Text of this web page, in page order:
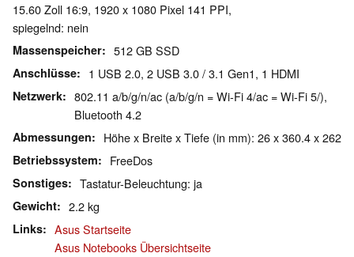
15.60 Zoll 16:9, 1920 x 1080 Pixel 141 PPI,
spiegelnd: nein
Massenspeicher 512 GB SSD
Anschlüsse 1 USB 2.0, 2 USB 3.0 / 3.1 Gen1, 1 HDMI
Netzwerk
802.11 a/b/g/n/ac (a/b/g/n = Wi-Fi 4/ac = Wi-Fi 5/),
Bluetooth 4.2
Abmessungen Höhe x Breite x Tiefe (in mm): 26 x 360.4 x 262
Betriebssystem FreeDos
Sonstiges Tastatur-Beleuchtung: ja
Gewicht 2.2 kg
Links
Asus Startseite
Asus Notebooks Übersichtseite